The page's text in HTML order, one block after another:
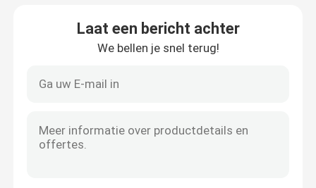
Laat een bericht achter
We bellen je snel terug!